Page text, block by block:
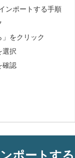
ンポートする手順
をクリック
選択
確認
ポートす